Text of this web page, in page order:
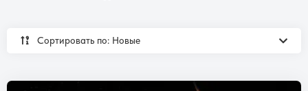
Сортировать по: Новые